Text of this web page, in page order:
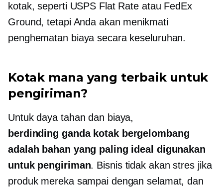
kotak, seperti USPS Flat Rate atau FedEx
Ground, tetapi Anda akan menikmati
penghematan biaya secara keseluruhan.
Kotak mana yang terbaik untuk
pengiriman?
Untuk daya tahan dan biaya,
berdinding gandakotak bergelombang
adalah bahan yang paling ideal digunakan
untuk pengiriman. Bisnis tidak akan stres jika
produk mereka sampai dengan selamat, dan